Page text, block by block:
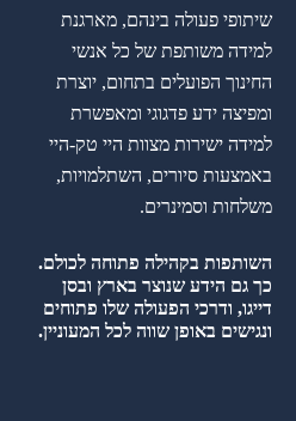
שיתופי פעולה בינהם, מארגנת
למידה משותפת של כל אנשי
החינוך הפועלים בתחום, יוצרת
ומפיצה ידע פדגוגי ומאפשרת
למידה ישירות מצוות היי טק-היי
באמצעות סיורים, השתלמויות,
משלחות וסמינרים.
השותפות בקהילה פתוחה לכולם.
כך גם הידע שנוצר בארץ ובסן
דייגו, ודרכי הפעולה שלו פתוחים
ונגישים באופן שווה לכל המעוניין.